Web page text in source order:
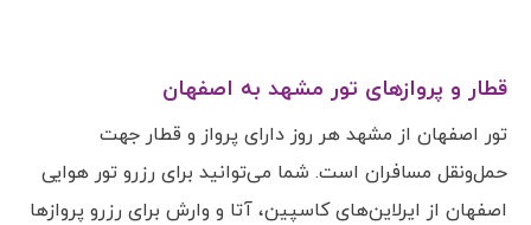
قطار و پروازهای تور مشهد به اصفهان
تور اصفهان از مشهد هر روز دارای پرواز و قطار جهت
حمل‌ونقل مسافران است. شما می‌توانید برای رزرو تور هوایی
اصفهان از ایرلاین‌های کاسپین، آتا و وارش برای رزرو پروازها